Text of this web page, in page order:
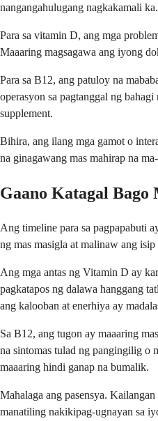
nangangahulugang nagkakamali
Para sa vitamin D, ang mga
Maaaring magsagawa ang iyong
Para sa B12, ang patuloy na
operasyon sa pagtanggal ng
supplement.
Bihira, ang ilang mga gamot o
na ginagawang mas mahirap na
Gaano Katagal
Ang timeline para sa pagpapabuti
ng mas masigla at malinaw ang
Ang mga antas ng Vitamin D ay
pagkatapos ng dalawa hanggang
ang kalooban at enerhiya ay
Sa B12, ang tugon ay maaaring
na sintomas tulad ng pangingilig o
maaaring hindi ganap na bumalik.
Mahalaga ang pasensya.
manatiling nakikipag-ugnayan sa